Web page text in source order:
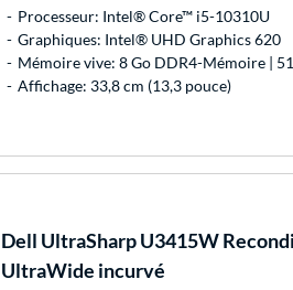
Processeur: Intel® Core™ i5-10310U
Graphiques: Intel® UHD Graphics 620
Mémoire vive: 8 Go DDR4-Mémoire |
Affichage: 33,8 cm (13,3 pouce)
Dell UltraSharp U3415W
UltraWide incurvé